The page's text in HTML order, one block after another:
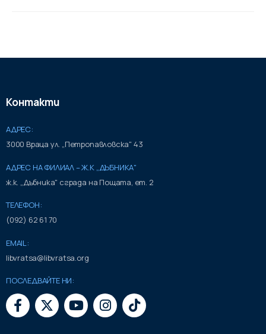
Контакти
АДРЕС:
3000 Враца ул. „Петропавловска" 43
АДРЕС НА ФИЛИАЛ – Ж.К „ДЪБНИКА"
ж.к. „Дъбника" сграда на Пощата, ет. 2
ТЕЛЕФОН:
(092) 62 61 70
EMAIL:
libvratsa@libvratsa.org
ПОСЛЕДВАЙТЕ НИ: